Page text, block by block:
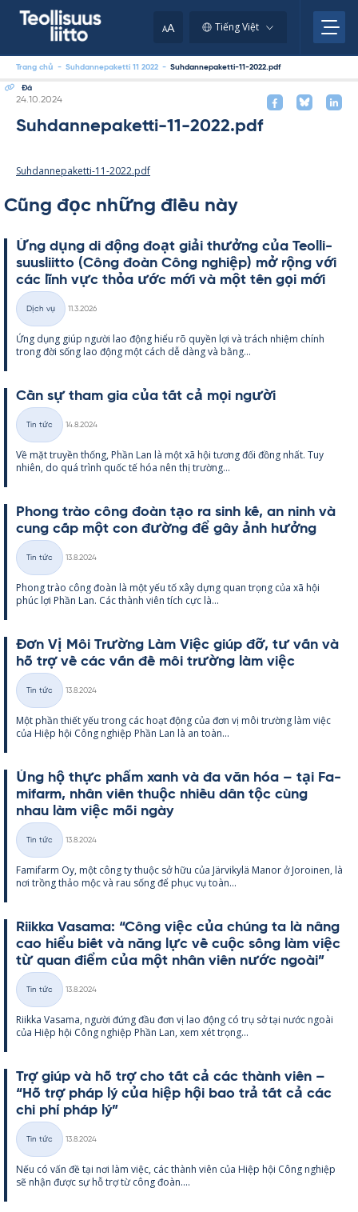
AA Tiếng Việt
Trang chủ - Suhdannepaketti 11 2022 - Suhdannepaketti-11-2022.pdf
Đá
Kirjoitettu
24.10.2024
Suhdannepaketti-11-2022.pdf
Suhdannepaketti-11-2022.pdf
Cũng đọc những điều này
Ứng dụng di động đoạt giải thưởng của Teol­li­
suus­liitto (Công đoàn Công ng­hiệp) mở rộng với
các lĩnh vực thỏa ước mới và một tên gọi mới
Thể
loại
Dịch vụ
11.3.2026
Ứng dụng giúp người lao động hiểu rõ qu­yền lợi và trách nhiệm chính
trong đời sống lao động một cách dễ dàng và bằng...
Cần sự tham gia của tất cả mọi người
Thể
loại
Tin tức
14.8.2024
Về mặt tru­yền thống, Phần Lan là một xã hội tương đối đồng nhất. Tuy
nhiên, do quá trình quốc tế hóa nên thị trường...
Phong trào công đoàn tạo ra sinh kế, an ninh và
cung cấp một con đường để gây ảnh hưởng
Thể
loại
Tin tức
13.8.2024
Phong trào công đoàn là một yếu tố xây dựng quan trọng của xã hội
phúc lợi Phần Lan. Các thành viên tích cực là...
Đơn Vị Môi Trường Làm Việc giúp đỡ, tư vấn và
hỗ trợ về các vấn đề môi trường làm việc
Thể
loại
Tin tức
13.8.2024
Một phần thiết yếu trong các hoạt động của đơn vị môi trường làm việc
của Hiệp hội Công ng­hiệp Phần Lan là an toàn...
Ủng hộ thực phẩm xanh và đa văn hóa – tại Fa­
mi­farm, nhân viên thuộc nhiều dân tộc cùng
nhau làm việc mỗi ngày
Thể
loại
Tin tức
13.8.2024
Fa­mi­farm Oy, một công ty thuộc sở hữu của Jär­vi­kylä Ma­nor ở Jo­roi­nen, là
nơi trồng thảo mộc và rau sống để phục vụ toàn...
Riikka Va­sama: “Công việc của chúng ta là nâng
cao hiểu biết và năng lực về cuộc sống làm việc
từ quan điểm của một nhân viên nước ngoài”
Thể
loại
Tin tức
13.8.2024
Riikka Va­sama, người đứng đầu đơn vị lao động có trụ sở tại nước ngoài
của Hiệp hội Công ng­hiệp Phần Lan, xem xét trọng...
Trợ giúp và hỗ trợ cho tất cả các thành viên –
“Hỗ trợ pháp lý của hiệp hội bao trả tất cả các
chi phí pháp lý”
Thể
loại
Tin tức
13.8.2024
Nếu có vấn đề tại nơi làm việc, các thành viên của Hiệp hội Công ng­hiệp
sẽ nhận được sự hỗ trợ từ công đoàn....